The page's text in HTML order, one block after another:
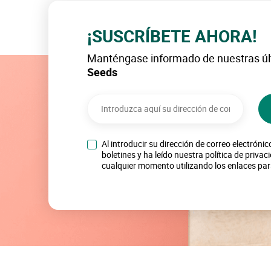
¡SUSCRÍBETE AHORA!
Manténgase informado de nuestras
Seeds
Al introducir su dirección de correo
boletines y ha leído nuestra política de
cualquier momento utilizando los enlaces